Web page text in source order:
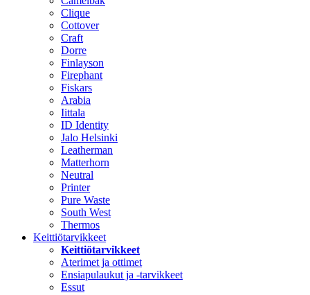
Clique
Cottover
Craft
Dorre
Finlayson
Firephant
Fiskars
Arabia
Iittala
ID Identity
Jalo Helsinki
Leatherman
Matterhorn
Neutral
Printer
Pure Waste
South West
Thermos
Keittiötarvikkeet
Keittiötarvikkeet
Aterimet ja ottimet
Ensiapulaukut ja -tarvikkeet
Essut